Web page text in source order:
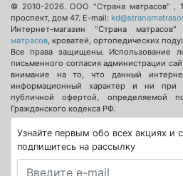
© 2010-2026.ООО "Страна матрасов"
проспект, дом 47. E-mail:
Интернет-магазин "Страна
матрасов , кроватей, ортопедических
Все права защищены. Использование
письменного согласия администрации
внимание на то, что данный
информационный характер и ни при
публичной офертой, определяемой
Гражданского кодекса РФ.
Узнайте первым обо всех акциях и
подпишитесь на рассылку